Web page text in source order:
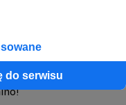
do serwisu